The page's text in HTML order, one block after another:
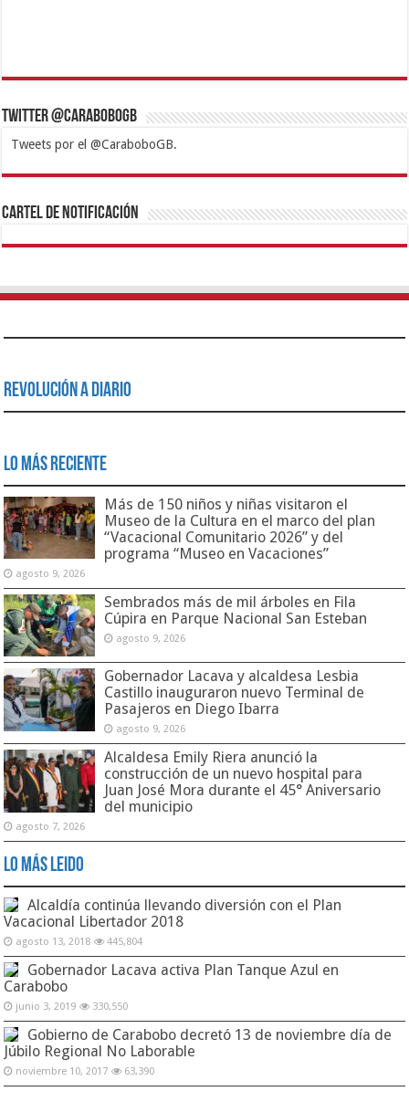
Twitter @CaraboboGB
Tweets por el @CaraboboGB.
1xbetBetturkeyBetistKralbetSupertotobetTipobetMatadorbetMariobet
https://mvbcasino.com/
Cartel de Notificación
Revolución a Diario
Lo Más Reciente
Más de 150 niños y niñas visitaron el
Museo de la Cultura en el marco del plan
“Vacacional Comunitario 2026” y del
programa “Museo en Vacaciones”
agosto 9, 2026
Sembrados más de mil árboles en Fila
Cúpira en Parque Nacional San Esteban
agosto 9, 2026
Gobernador Lacava y alcaldesa Lesbia
Castillo inauguraron nuevo Terminal de
Pasajeros en Diego Ibarra
agosto 9, 2026
Alcaldesa Emily Riera anunció la
construcción de un nuevo hospital para
Juan José Mora durante el 45° Aniversario
del municipio
agosto 7, 2026
Lo Más Leido
Alcaldía continúa llevando diversión con el Plan
Vacacional Libertador 2018
agosto 13, 2018 445,804
Gobernador Lacava activa Plan Tanque Azul en
Carabobo
junio 3, 2019 330,550
Gobierno de Carabobo decretó 13 de noviembre día de
Júbilo Regional No Laborable
noviembre 10, 2017 63,390